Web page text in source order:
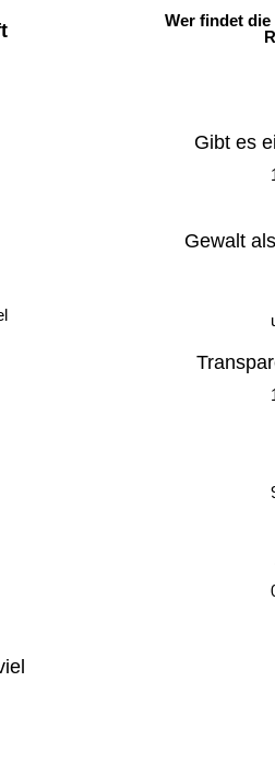
Wer findet
Gibt es
Gewalt